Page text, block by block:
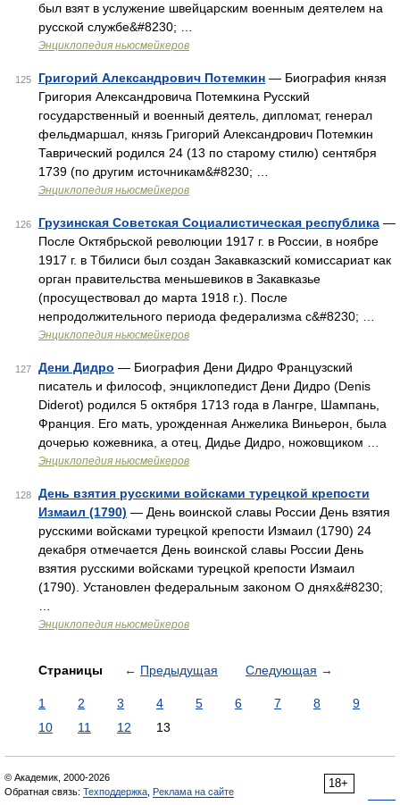
был взят в услужение швейцарским военным деятелем на
русской службе&#8230; …
Энциклопедия ньюсмейкеров
125 Григорий Александрович Потемкин — Биография князя
Григория Александровича Потемкина Русский
государственный и военный деятель, дипломат, генерал
фельдмаршал, князь Григорий Александрович Потемкин
Таврический родился 24 (13 по старому стилю) сентября
1739 (по другим источникам&#8230; …
Энциклопедия ньюсмейкеров
126 Грузинская Советская Социалистическая республика —
После Октябрьской революции 1917 г. в России, в ноябре
1917 г. в Тбилиси был создан Закавказский комиссариат как
орган правительства меньшевиков в Закавказье
(просуществовал до марта 1918 г.). После
непродолжительного периода федерализма с&#8230; …
Энциклопедия ньюсмейкеров
127 Дени Дидро — Биография Дени Дидро Французский
писатель и философ, энциклопедист Дени Дидро (Denis
Diderot) родился 5 октября 1713 года в Лангре, Шампань,
Франция. Его мать, урожденная Анжелика Виньерон, была
дочерью кожевника, а отец, Дидье Дидро, ножовщиком …
Энциклопедия ньюсмейкеров
128
День взятия русскими войсками турецкой крепости
Измаил (1790) — День воинской славы России День взятия
русскими войсками турецкой крепости Измаил (1790) 24
декабря отмечается День воинской славы России День
взятия русскими войсками турецкой крепости Измаил
(1790). Установлен федеральным законом О днях&#8230;
Энциклопедия ньюсмейкеров
Страницы ← Предыдущая Следующая →
1 2 3 4 5 6 7 8
9
10
11 12 13
18+
© Академик, 2000-2026
Обратная связь: Техподдержка Реклама на сайте